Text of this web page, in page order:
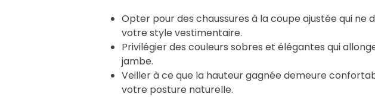
Opter pour des chaussures à la coupe ajustée qui ne
votre style vestimentaire.
Privilégier des couleurs sobres et élégantes qui
jambe.
Veiller à ce que la hauteur gagnée demeure
votre posture naturelle.